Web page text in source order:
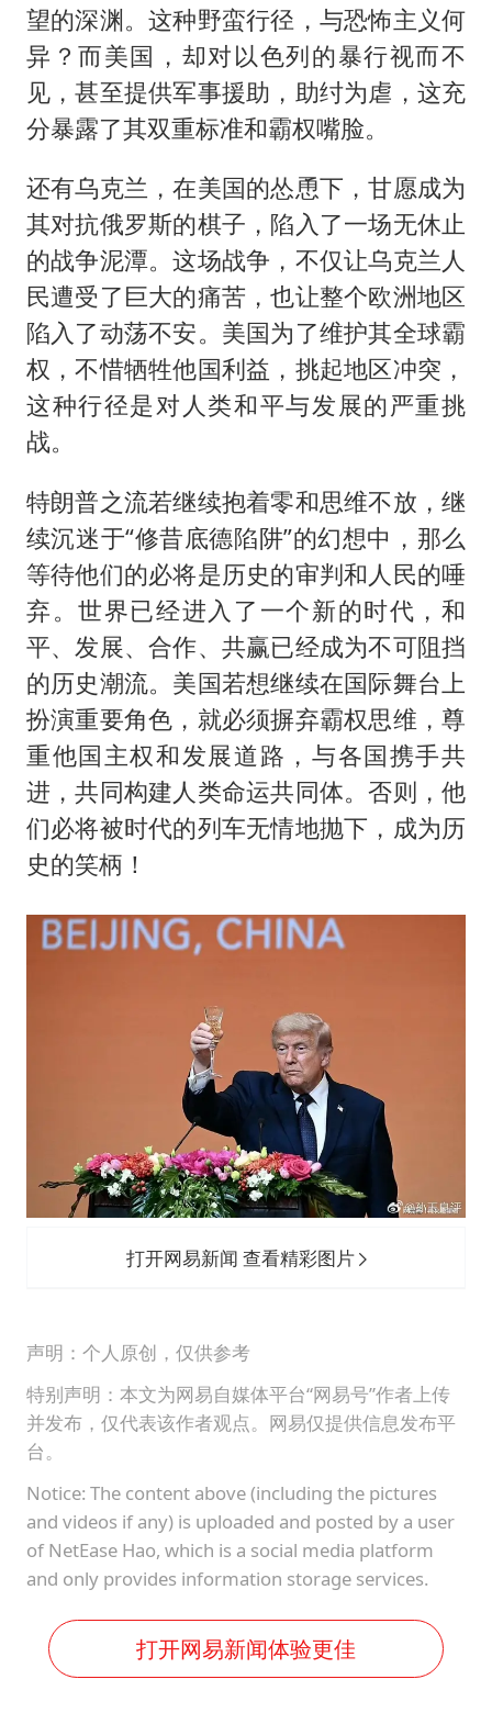
望的深渊。这种野蛮行径，与恐怖主义何
异？而美国，却对以色列的暴行视而不
见，甚至提供军事援助，助纣为虐，这充
分暴露了其双重标准和霸权嘴脸。
还有乌克兰，在美国的怂恿下，甘愿成为
其对抗俄罗斯的棋子，陷入了一场无休止
的战争泥潭。这场战争，不仅让乌克兰人
民遭受了巨大的痛苦，也让整个欧洲地区
陷入了动荡不安。美国为了维护其全球霸
权，不惜牺牲他国利益，挑起地区冲突，
这种行径是对人类和平与发展的严重挑
战。
特朗普之流若继续抱着零和思维不放，继
续沉迷于“修昔底德陷阱”的幻想中，那么
等待他们的必将是历史的审判和人民的唾
弃。世界已经进入了一个新的时代，和
平、发展、合作、共赢已经成为不可阻挡
的历史潮流。美国若想继续在国际舞台上
扮演重要角色，就必须摒弃霸权思维，尊
重他国主权和发展道路，与各国携手共
进，共同构建人类命运共同体。否则，他
们必将被时代的列车无情地抛下，成为历
史的笑柄！
打开网易新闻 查看精彩图片
声明：个人原创，仅供参考
特别声明：本文为网易自媒体平台“网易号”作者上传
并发布，仅代表该作者观点。网易仅提供信息发布平
台。
Notice: The content above (including the pictures
and videos if any) is uploaded and posted by a user
of NetEase Hao, which is a social media platform
and only provides information storage services.
打开网易新闻体验更佳